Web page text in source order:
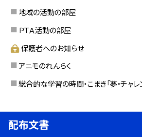
地域の活動の部屋
ＰＴＡ活動の部屋
保護者へのお知らせ
アニモのれんらく
総合的な学習の時間・こまき「夢・チャレ
配布文書